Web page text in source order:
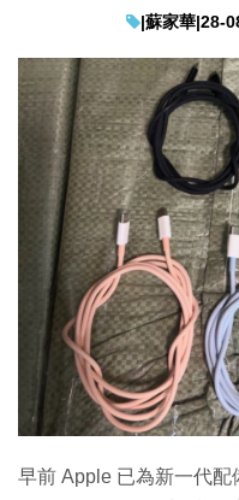
|蘇家華|28-
早前 Apple 已為新一代